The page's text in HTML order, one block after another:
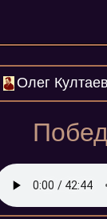
Олег Култаев